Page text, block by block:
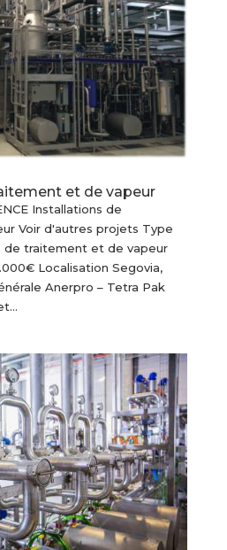
et de vapeur
Installations de
Voir d'autres projets Type
de traitement et de vapeur
Localisation Segovia,
Anerpro – Tetra Pak